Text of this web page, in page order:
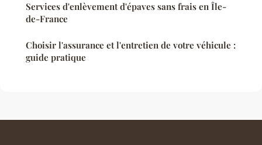
Services d'enlèvement d'épaves sans frais en Île-
de-France
Choisir l'assurance et l'entretien de votre véhicule :
guide pratique